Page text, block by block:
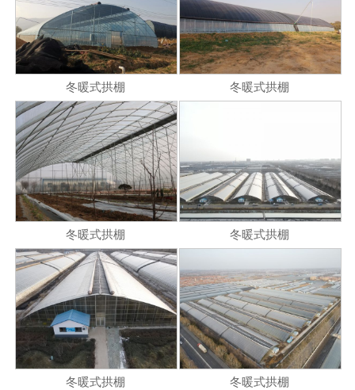
冬暖式拱棚 冬暖式拱棚
冬暖式拱棚 冬暖式拱棚
冬暖式拱棚 冬暖式拱棚